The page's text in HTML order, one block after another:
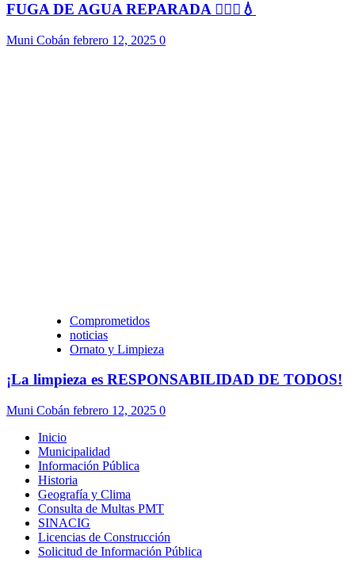
FUGA DE AGUA REPARADA 👷🏻‍♂️💧
Muni Cobán febrero 12, 2025 0
Comprometidos
noticias
Ornato y Limpieza
¡La limpieza es RESPONSABILIDAD DE TODOS!
Muni Cobán febrero 12, 2025 0
Inicio
Municipalidad
Información Pública
Historia
Geografía y Clima
Consulta de Multas PMT
SINACIG
Licencias de Construcción
Solicitud de Información Pública